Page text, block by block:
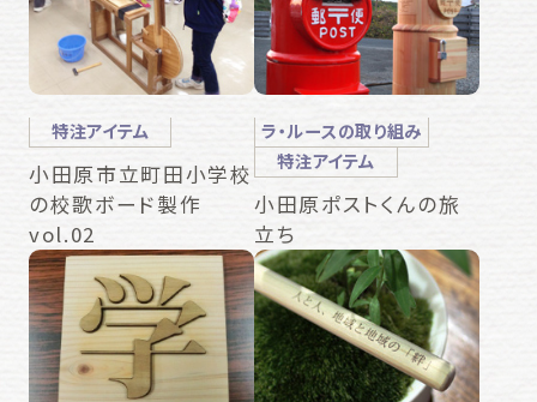
特注アイテム
小田原市立町田小学校
の校歌ボード製作
vol.02
ラ・ルースの取り組み
特注アイテム
小田原ポストくんの旅
立ち